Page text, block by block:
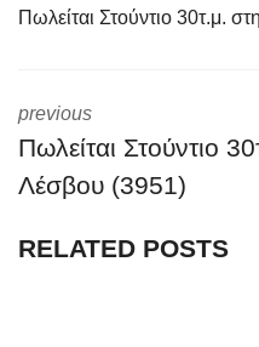
Πωλείται Στούντιο 30τ.μ.
previous
Πωλείται Στούντιο
Λέσβου (3951)
RELATED POSTS